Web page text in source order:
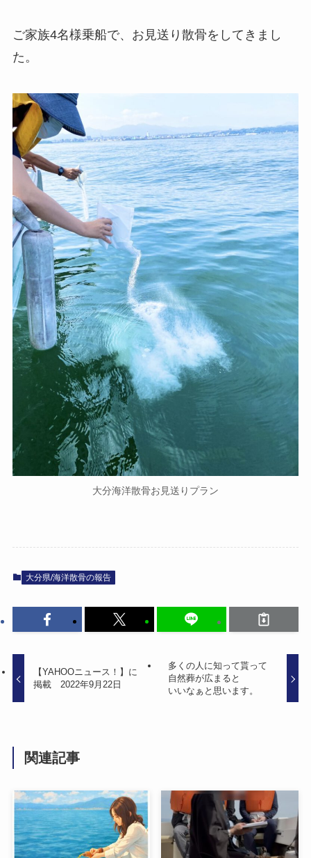
ご家族4名様乗船で、お見送り散骨をしてきまし
た。
大分海洋散骨お見送りプラン
大分県/海洋散骨の報告
【YAHOOニュース！​】に​
掲載 2022年9月22日
多くの​人に​知って​貰って​
自然葬が​広まると​
いいなぁと​思います。
関連記事